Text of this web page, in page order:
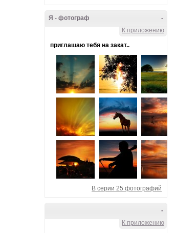
-
Я - фотограф
К приложению
приглашаю тебя на закат..
В серии 25 фотографий
-
К приложению